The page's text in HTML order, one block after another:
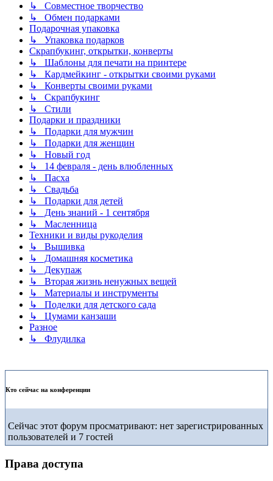
↳ Совместное творчество
↳ Обмен подарками
Подарочная упаковка
↳ Упаковка подарков
Скрапбукинг, открытки, конверты
↳ Шаблоны для печати на принтере
↳ Кардмейкинг - открытки своими руками
↳ Конверты своими руками
↳ Скрапбукинг
↳ Стили
Подарки и праздники
↳ Подарки для мужчин
↳ Подарки для женщин
↳ Новый год
↳ 14 февраля - день влюбленных
↳ Пасха
↳ Свадьба
↳ Подарки для детей
↳ День знаний - 1 сентября
↳ Масленница
Техники и виды рукоделия
↳ Вышивка
↳ Домашняя косметика
↳ Декупаж
↳ Вторая жизнь ненужных вещей
↳ Материалы и инструменты
↳ Поделки для детского сада
↳ Цумами канзаши
Разное
↳ Флудилка
Кто сейчас на конференции
Сейчас этот форум просматривают: нет зарегистрированных
пользователей и 7 гостей
Права доступа